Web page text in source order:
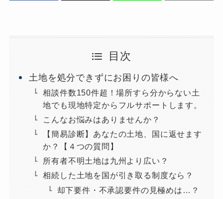
目次
土地を処分できずにお困りの皆様へ
相談件数150件超！場所すら分からない土
地でも現地特定からフルサポートします。
こんなお悩みはありませんか？
【簡易診断】あなたの土地、国に返せます
か？【４つの質問】
所有者不明土地は九州より広い？
相続した土地を国が引き取る制度なら？
却下要件・不承認要件の見極めは…？